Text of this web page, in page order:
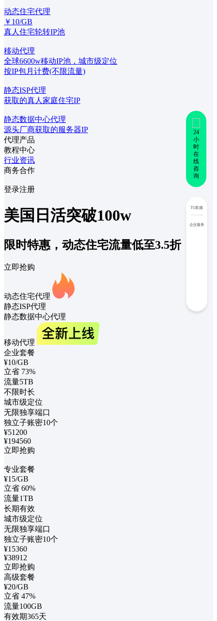
动态住宅代理
￥10/GB
真人住宅轮转IP池
移动代理
全球6600w移动IP池，城市级定位
按IP包月计费(不限流量)
静态ISP代理
获取的真人家庭住宅IP
静态数据中心代理
源头厂商获取的服务器IP
代理产品
教程中心
行业资讯
商务合作
登录注册
美国日活突破100w
限时特惠，动态住宅流量低至3.5折
立即抢购
动态住宅代理
静态ISP代理
静态数据中心代理
移动代理
企业套餐
¥10/GB
立省 73%
流量5TB
不限时长
城市级定位
无限独享端口
独立子账密10个
¥51200
¥194560
立即抢购
专业套餐
¥15/GB
立省 60%
流量1TB
长期有效
城市级定位
无限独享端口
独立子账密10个
¥15360
¥38912
立即抢购
高级套餐
¥20/GB
立省 47%
流量100GB
有效期365天
24
小
时
在
线
咨
询
TG客服
企业服务